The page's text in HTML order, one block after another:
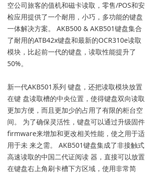
空公司旅客的值机和磁卡读取，零售/POS和安
检应用提供了一个耐用，小巧，多功能的键盘
一体解决方案。 AKB500 & AKB501键盘集合
了耐用的ATB42x键盘和最新的OCR310e读取
模块，比起前一代的键盘，读取性能提升了
50%。
新一代AKB501系列 键盘，还把读取模块放置
在键 盘读取槽的中央位置，使得键盘双向读取
更加方便，而且更加少的占用了有限的柜台空
间。 为了确保灵活性，键盘可以通过升级固件
firmware来增加和更改相关性能，使之用于适
用于未 来之需。 AKB501键盘集成了非接触式
高速读取的中国二代证阅读 器，直接可以放置
在键盘右上角刷卡槽下方区域，使用非常简